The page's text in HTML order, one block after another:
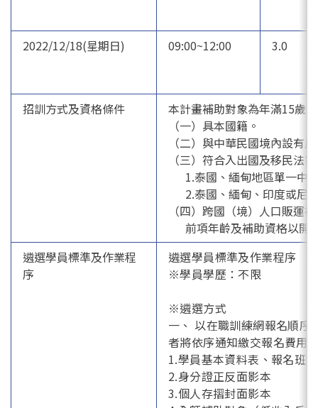
2022/12/18(星期日) 09:00~12:00 3.0
招訓方式及資格條件
本計畫補助對象為年滿15歲
（一）具本國籍。
（二）與中華民國境內設
（三）符合入出國及移民
1.泰國、緬甸地區單一中
2.泰國、緬甸、印度或尼
（四）跨國（境）人口販運
前項年齡及補助資格以開
遴選學員標準及作業程
序
遴選學員標準及作業程序
※學員學歷：不限
※遴選方式
一、 以在職訓練網報名順序
者將依序通知繳交報名費用
1.學員基本資料表、報名班
2.身分證正反面影本
3.個人存摺封面影本